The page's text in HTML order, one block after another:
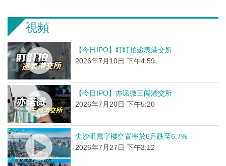
視頻
【今日IPO】盯盯拍递表港交所
2026年7月10日 下午4:59
【今日IPO】亦诺微三闯港交所
2026年7月20日 下午5:20
尖沙咀寫字樓空置率於6月跌至6.7%
2026年7月27日 下午3:12